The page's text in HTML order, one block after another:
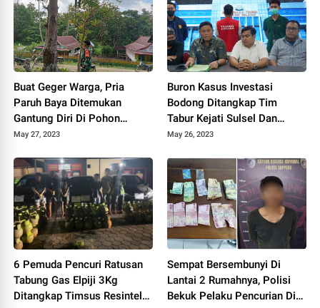
Buat Geger Warga, Pria
Paruh Baya Ditemukan
Gantung Diri Di Pohon
Mangga Depan Rumahnya
May 27, 2023
Buron Kasus Investasi
Bodong Ditangkap Tim
Tabur Kejati Sulsel Dan
Kejagung
May 26, 2023
6 Pemuda Pencuri Ratusan
Tabung Gas Elpiji 3Kg
Ditangkap Timsus Resintel
Sempat Bersembunyi Di
Lantai 2 Rumahnya, Polisi
Bekuk Pelaku Pencurian Di